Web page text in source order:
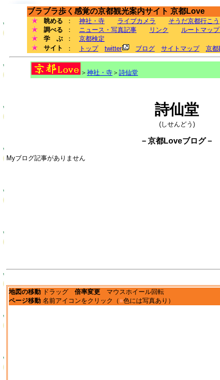
ブラブラ歩く感覚の京都観光案内サイト 京都Love
眺める ： 神社・寺 ライブカメラ
そうだ京都行こう
調べる
： ニュース・写真記事 リンク
ルートマッ
学 ぶ
： 京都検定
サイト
： トップ twitter ブログ サイトマップ 京都
＞ 神社・寺 ＞ 詩仙堂
詩仙堂
(しせんどう)
－京都Loveブログ－
Myブログ記事がありません
地図の移動 ドラッグ 倍率変更 マウスホイール回転
ページ移動 名前アイコンをクリック（ ■色には写真あり）